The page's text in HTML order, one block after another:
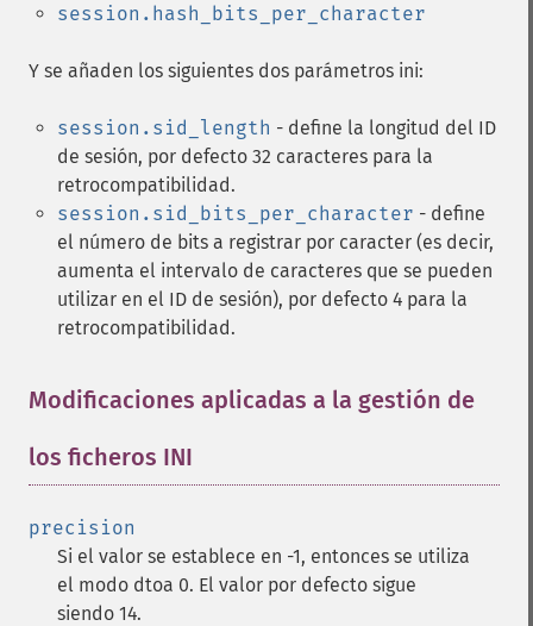
session.hash_bits_per_character
Y se añaden los siguientes dos parámetros ini:
session.sid_length - define la longitud del ID
de sesión, por defecto 32 caracteres para la
retrocompatibilidad.
session.sid_bits_per_character - define
el número de bits a registrar por caracter (es decir,
aumenta el intervalo de caracteres que se pueden
utilizar en el ID de sesión), por defecto 4 para la
retrocompatibilidad.
Modificaciones aplicadas a la gestión de
los ficheros INI
precision
Si el valor se establece en -1, entonces se utiliza
el modo dtoa 0. El valor por defecto sigue
siendo 14.